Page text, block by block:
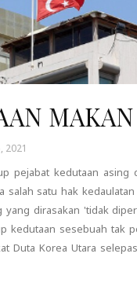
2021
pejabat kedutaan
salah satu hak
yang dirasakan 'tidak
kedutaan sesebuah tak
Duta Korea Utara